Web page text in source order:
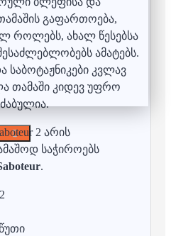
გაფართოება,
როლებს, ახალ წესებსა
ამატებს.
საბოტაჟნიკები კვლავ
თამაში კიდევ უფრო
2 არის
საჭიროებს
.